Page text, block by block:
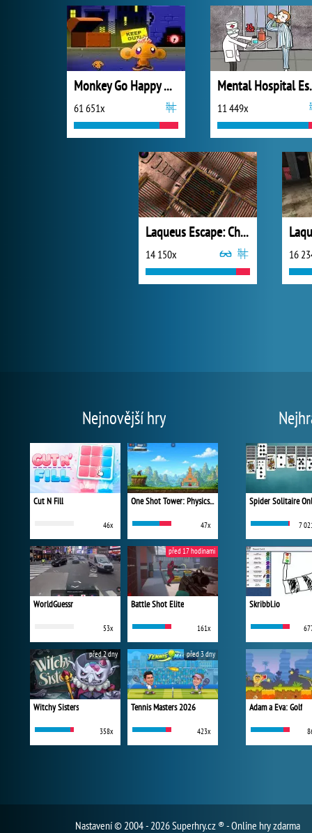
Monkey Go Happy Mayhem
61 651x 11 449x
Laqueus Escape: Chapter 4
14 150x 16
Nejnovější hry
Cut N Fill
46x
One Shot Tower: Physics Destroyer
47x
WorldGuessr
53x
Battle Shot Elite
161x
před 17 hodinami
Witchy Sisters
358x
před 2 dny
Tennis Masters 2026
423x
před 3 dny
Spider Solitaire
7
Skribbl.io
Adam a Eva: Golf
Nastavení© 2004 - 2026 Superhry.cz ® - Online hry zdarma